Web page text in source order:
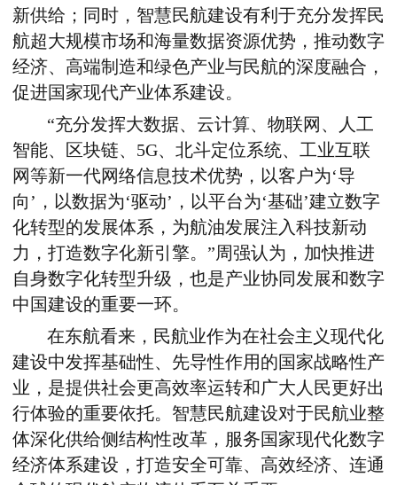
新供给；同时，智慧民航建设有利于充分发挥民
航超大规模市场和海量数据资源优势，推动数字
经济、高端制造和绿色产业与民航的深度融合，
促进国家现代产业体系建设。
“充分发挥大数据、云计算、物联网、人工
智能、区块链、5G、北斗定位系统、工业互联
网等新一代网络信息技术优势，以客户为‘导
向’，以数据为‘驱动’，以平台为‘基础’建立数字
化转型的发展体系，为航油发展注入科技新动
力，打造数字化新引擎。”周强认为，加快推进
自身数字化转型升级，也是产业协同发展和数字
中国建设的重要一环。
在东航看来，民航业作为在社会主义现代化
建设中发挥基础性、先导性作用的国家战略性产
业，是提供社会更高效率运转和广大人民更好出
行体验的重要依托。智慧民航建设对于民航业整
体深化供给侧结构性改革，服务国家现代化数字
经济体系建设，打造安全可靠、高效经济、连通